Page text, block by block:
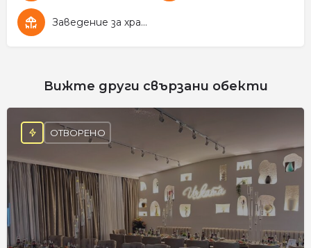
Заведение за хранене
Вижте други свързани обекти
ОТВОРЕНО